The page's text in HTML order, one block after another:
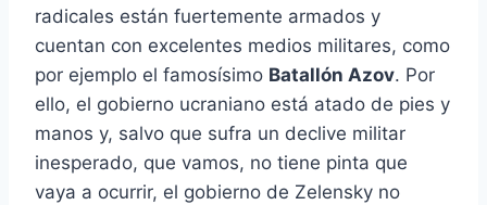
radicales están fuertemente armados y
cuentan con excelentes medios militares, como
por ejemplo el famosísimo Batallón Azov. Por
ello, el gobierno ucraniano está atado de pies y
manos y, salvo que sufra un declive militar
inesperado, que vamos, no tiene pinta que
vaya a ocurrir, el gobierno de Zelensky no